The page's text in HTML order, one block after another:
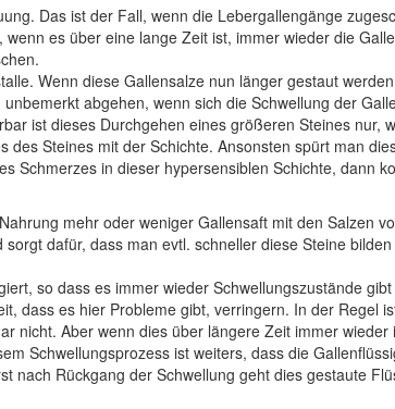
Das ist der Fall, wenn die Lebergallengänge
es über eine lange Zeit ist, immer wieder die
Wenn diese Gallensalze nun länger gestaut
abgehen, wenn sich die Schwellung der
ist dieses Durchgehen eines größeren Steines nur,
Steines mit der Schichte. Ansonsten spürt man
Schmerzes in dieser hypersensiblen Schichte, dann
mehr oder weniger Gallensaft mit den Salzen
dafür, dass man evtl. schneller diese Steine
so dass es immer wieder Schwellungszustände
dass es hier Probleme gibt, verringern. In der Regel
nicht. Aber wenn dies über längere Zeit immer wieder
Schwellungsprozess ist weiters, dass die
nach Rückgang der Schwellung geht dies gestaute